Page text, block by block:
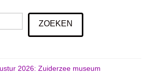
ZOEKEN
2026: Zuiderzee museum